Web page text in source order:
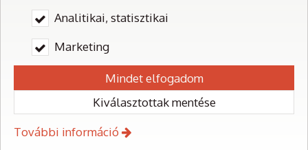
E-mail:
Web:
Névjegykártya mentése
Üzenetküldés
Analitikai, statisztikai
Marketing
Mindet elfogadom
Kiválasztottak mentése
További információ